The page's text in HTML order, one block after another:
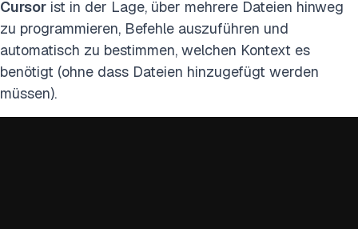
Cursor ist in der Lage, über mehrere Dateien hinweg
zu programmieren, Befehle auszuführen und
automatisch zu bestimmen, welchen Kontext es
benötigt (ohne dass Dateien hinzugefügt werden
müssen).